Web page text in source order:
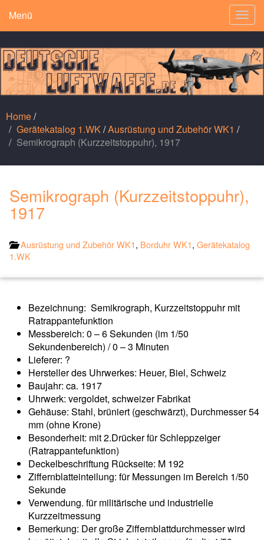
Menü
Home/
Gerätekatalog 1.WK/Ausrüstung und Zubehör WK1 /
Semikrograph (Kurzzeitstoppuhr), 1917
Semikrograph (Kurzzeitstoppuhr),
1917
Ausrüstung und Zubehör WK1, Borduhr WK1, Gerätekatalog
1.WK
Bezeichnung: Semikrograph, Kurzzeitstoppuhr mit
Ratrappantefunktion
Messbereich: 0 – 6 Sekunden (im 1/50
Sekundenbereich) / 0 – 3 Minuten
Lieferer: ?
Hersteller des Uhrwerkes: Heuer, Biel, Schweiz
Baujahr: ca. 1917
Uhrwerk: vergoldet, schweizer Fabrikat
Gehäuse: Stahl, brüniert (geschwärzt), Durchmesser 54
mm (ohne Krone)
Besonderheit: mit 2.Drücker für Schleppzeiger
(Ratrappantefunktion)
Deckelbeschriftung Rückseite: M 192
Ziffernblatteinteilung: für Messungen im Bereich 1/50
Sekunde
Verwendung. für militärische und industrielle
Kurzzeitmessung
Bemerkung: Der große Ziffernblattdurchmesser wird